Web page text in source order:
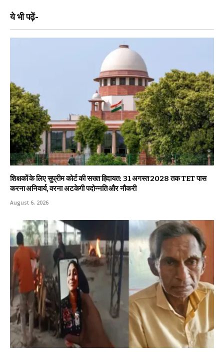
ये भी पढ़ें-
शिक्षकों के लिए सुप्रीम कोर्ट की सख्त हिदायत: 31 अगस्त 2028 तक TET पास
करना अनिवार्य, वरना अटकेगी पदोन्नति और नौकरी
August 6, 2026